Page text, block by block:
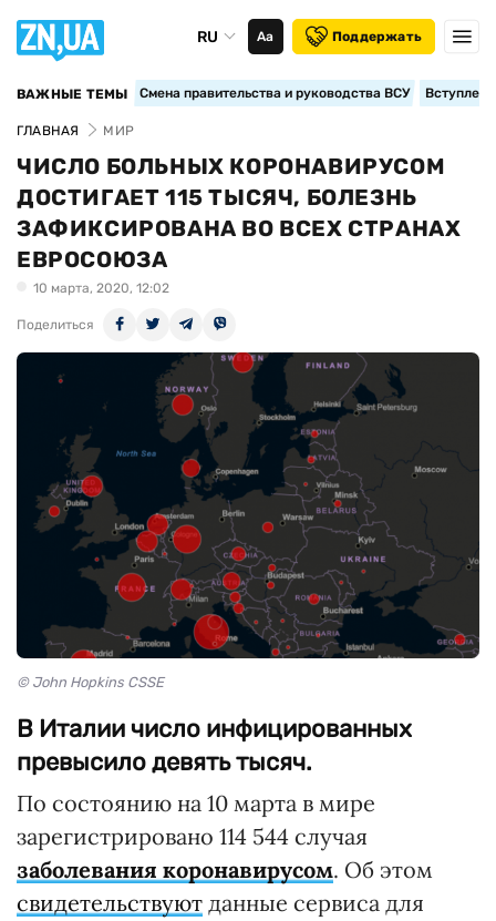
RU Аа Поддержать
ВАЖНЫЕ ТЕМЫ Смена правительства и руководства ВСУ
ГЛАВНАЯ МИР
ЧИСЛО БОЛЬНЫХ КОРОНАВИРУСОМ
ДОСТИГАЕТ 115 ТЫСЯЧ, БОЛЕЗНЬ
ЗАФИКСИРОВАНА ВО ВСЕХ СТРАНАХ
ЕВРОСОЮЗА
10 марта, 2020, 12:02
Поделиться
© John Hopkins CSSE
В Италии число инфицированных
превысило девять тысяч.
По состоянию на 10 марта в мире
зарегистрировано 114 544 случая
заболевания коронавирусом. Об этом
свидетельствуют данные сервиса для